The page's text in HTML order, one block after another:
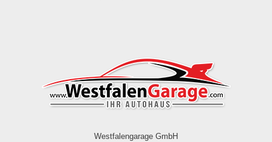
Westfalengarage GmbH